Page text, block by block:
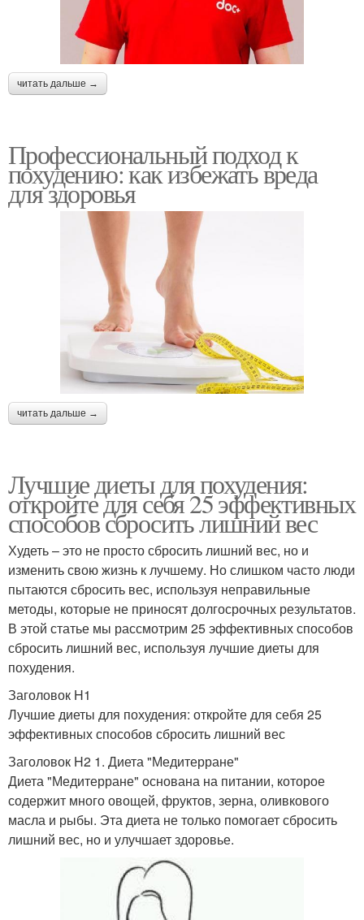
читать дальше →
Профессиональный подход к
похудению: как избежать вреда
для здоровья
читать дальше →
Лучшие диеты для похудения:
откройте для себя 25 эффективных
способов сбросить лишний вес
Худеть – это не просто сбросить лишний вес, но и
изменить свою жизнь к лучшему. Но слишком часто люди
пытаются сбросить вес, используя неправильные
методы, которые не приносят долгосрочных результатов.
В этой статье мы рассмотрим 25 эффективных способов
сбросить лишний вес, используя лучшие диеты для
похудения.
Заголовок H1
Лучшие диеты для похудения: откройте для себя 25
эффективных способов сбросить лишний вес
Заголовок H2 1. Диета "Медитерране"
Диета "Медитерране" основана на питании, которое
содержит много овощей, фруктов, зерна, оливкового
масла и рыбы. Эта диета не только помогает сбросить
лишний вес, но и улучшает здоровье.